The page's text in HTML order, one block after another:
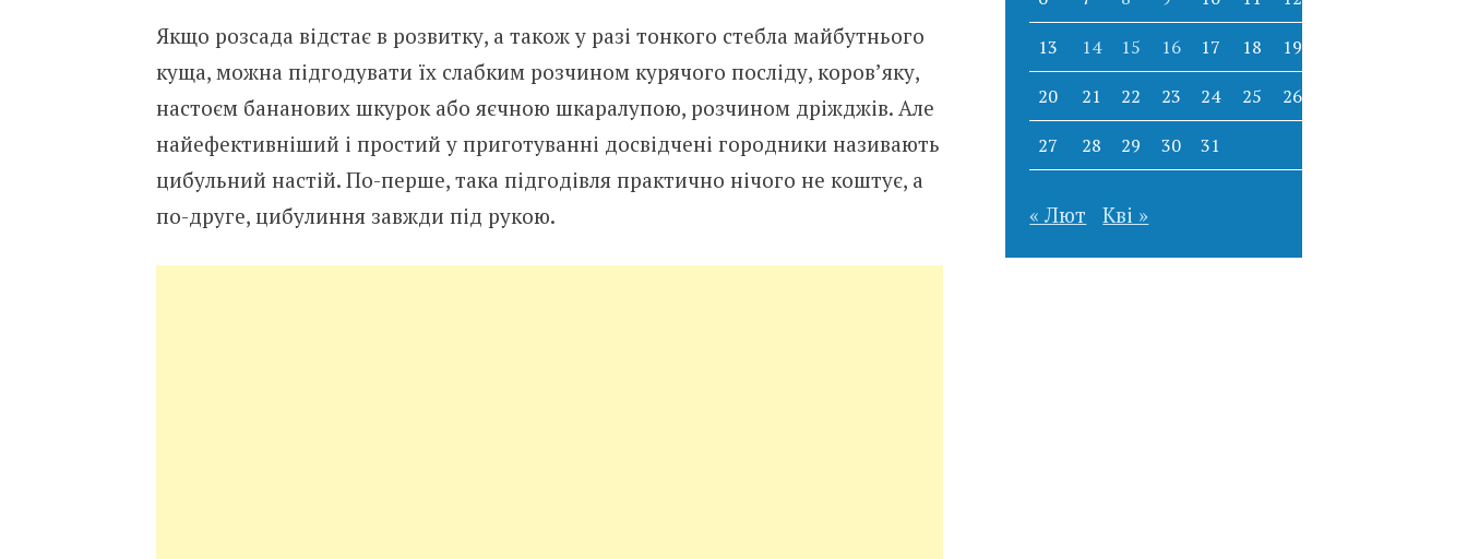
Якщо розсада відстає в розвитку, а також у разі тонкого стебла майбутнього
куща, можна підгодувати їх слабким розчином курячого посліду, коров’яку,
настоєм бананових шкурок або яєчною шкаралупою, розчином дріжджів. Але
найефективніший і простий у приготуванні досвідчені городники називають
цибульний настій. По-перше, така підгодівля практично нічого не коштує, а
по-друге, цибулиння завжди під рукою.
13 14 15 16 17 18 19
20 21 22 23 24 25 26
27 28 29 30 31
« Лют Кві »